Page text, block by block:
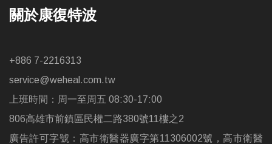
關於康復特波
+886 7-2216313
service@weheal.com.tw
上班時間：周一至周五 08:30-17:00
806高雄市前鎮區民權二路380號11樓之2
廣告許可字號：高市衛醫器廣字第11306002號，高市衛醫